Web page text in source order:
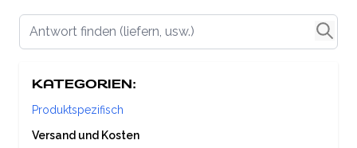
Antwort finden (liefern, usw.)
KATEGORIEN:
Produktspezifisch
Versand und Kosten